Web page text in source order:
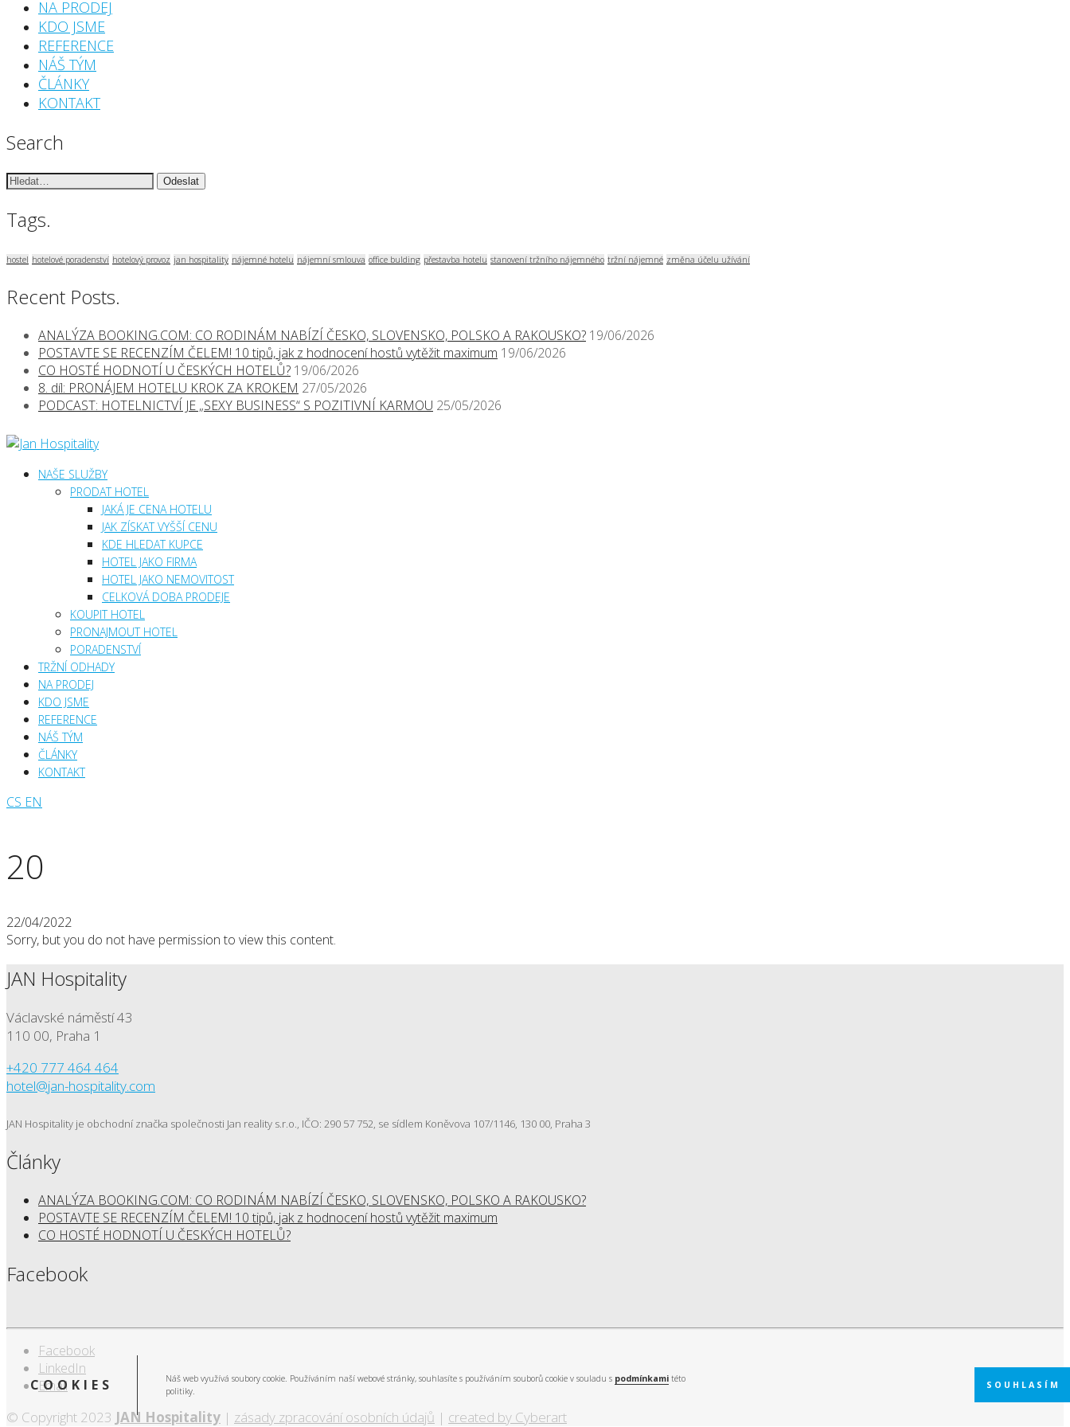
COOKIES Náš web využívá soubory cookie. Používáním naší webové stránky, souhlasíte s používáním souborů cookie v souladu s podmínkami této
politiky.
SOUHLASÍM
NA PRODEJ
KDO JSME
REFERENCE
NÁŠ TÝM
ČLÁNKY
KONTAKT
Search
Vyhledávání:
Tags.
hostel hotelové poradenství hotelový provoz jan hospitality nájemné hotelu nájemní smlouva office bulding přestavba hotelu stanovení tržního nájemného tržní nájemné změna účelu užívání
Recent Posts.
ANALÝZA BOOKING.COM: CO RODINÁM NABÍZÍ ČESKO, SLOVENSKO, POLSKO A RAKOUSKO? 19/06/2026
POSTAVTE SE RECENZÍM ČELEM! 10 tipů, jak z hodnocení hostů vytěžit maximum 19/06/2026
CO HOSTÉ HODNOTÍ U ČESKÝCH HOTELŮ? 19/06/2026
8. díl: PRONÁJEM HOTELU KROK ZA KROKEM 27/05/2026
PODCAST: HOTELNICTVÍ JE „SEXY BUSINESS“ S POZITIVNÍ KARMOU 25/05/2026
NAŠE SLUŽBY
PRODAT HOTEL
JAKÁ JE CENA HOTELU
JAK ZÍSKAT VYŠŠÍ CENU
KDE HLEDAT KUPCE
HOTEL JAKO FIRMA
HOTEL JAKO NEMOVITOST
CELKOVÁ DOBA PRODEJE
KOUPIT HOTEL
PRONAJMOUT HOTEL
PORADENSTVÍ
TRŽNÍ ODHADY
NA PRODEJ
KDO JSME
REFERENCE
NÁŠ TÝM
ČLÁNKY
KONTAKT
CS EN
20
22/04/2022
Sorry, but you do not have permission to view this content.
JAN Hospitality
Václavské náměstí 43
110 00, Praha 1
+420 777 464 464
hotel@jan-hospitality.com
JAN Hospitality je obchodní značka společnosti Jan reality s.r.o., IČO: 290 57 752, se sídlem Koněvova 107/1146, 130 00, Praha 3
Články
ANALÝZA BOOKING.COM: CO RODINÁM NABÍZÍ ČESKO, SLOVENSKO, POLSKO A RAKOUSKO?
POSTAVTE SE RECENZÍM ČELEM! 10 tipů, jak z hodnocení hostů vytěžit maximum
CO HOSTÉ HODNOTÍ U ČESKÝCH HOTELŮ?
Facebook
Facebook
LinkedIn
Email
© Copyright 2023 JAN Hospitality | zásady zpracování osobních údajů | created by Cyberart